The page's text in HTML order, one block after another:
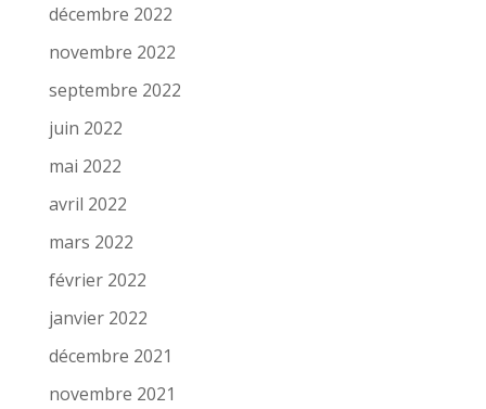
décembre 2022
novembre 2022
septembre 2022
juin 2022
mai 2022
avril 2022
mars 2022
février 2022
janvier 2022
décembre 2021
novembre 2021